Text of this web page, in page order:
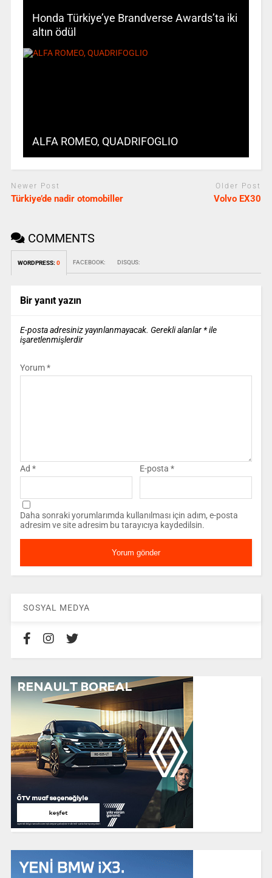
Honda Türkiye’ye Brandverse Awards’ta iki
altın ödül
ALFA ROMEO, QUADRIFOGLIO
Newer Post
Türkiye’de nadir otomobiller
Older Post
Volvo EX30
COMMENTS
WORDPRESS: 0 FACEBOOK: DISQUS:
Bir yanıt yazın
E-posta adresiniz yayınlanmayacak. Gerekli alanlar *ile
işaretlenmişlerdir
Yorum*
Ad * E-posta *
Daha sonraki yorumlarımda kullanılması için adım, e-posta
adresim ve site adresim bu tarayıcıya kaydedilsin.
SOSYAL MEDYA